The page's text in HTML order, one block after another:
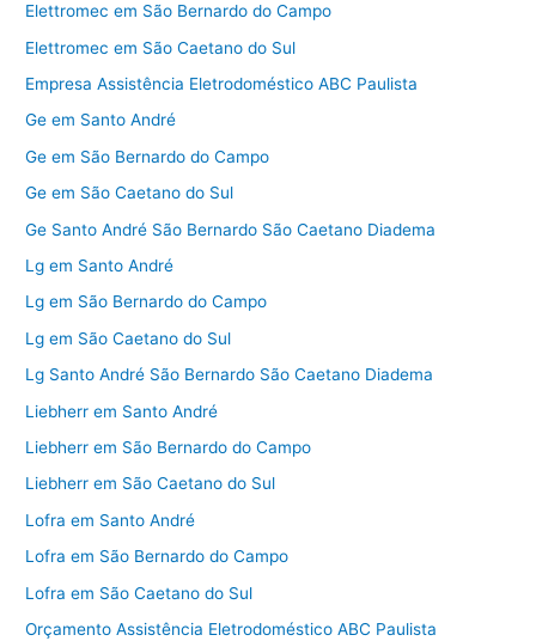
Elettromec em São Bernardo do Campo
Elettromec em São Caetano do Sul
Empresa Assistência Eletrodoméstico ABC Paulista
Ge em Santo André
Ge em São Bernardo do Campo
Ge em São Caetano do Sul
Ge Santo André São Bernardo São Caetano Diadema
Lg em Santo André
Lg em São Bernardo do Campo
Lg em São Caetano do Sul
Lg Santo André São Bernardo São Caetano Diadema
Liebherr em Santo André
Liebherr em São Bernardo do Campo
Liebherr em São Caetano do Sul
Lofra em Santo André
Lofra em São Bernardo do Campo
Lofra em São Caetano do Sul
Orçamento Assistência Eletrodoméstico ABC Paulista